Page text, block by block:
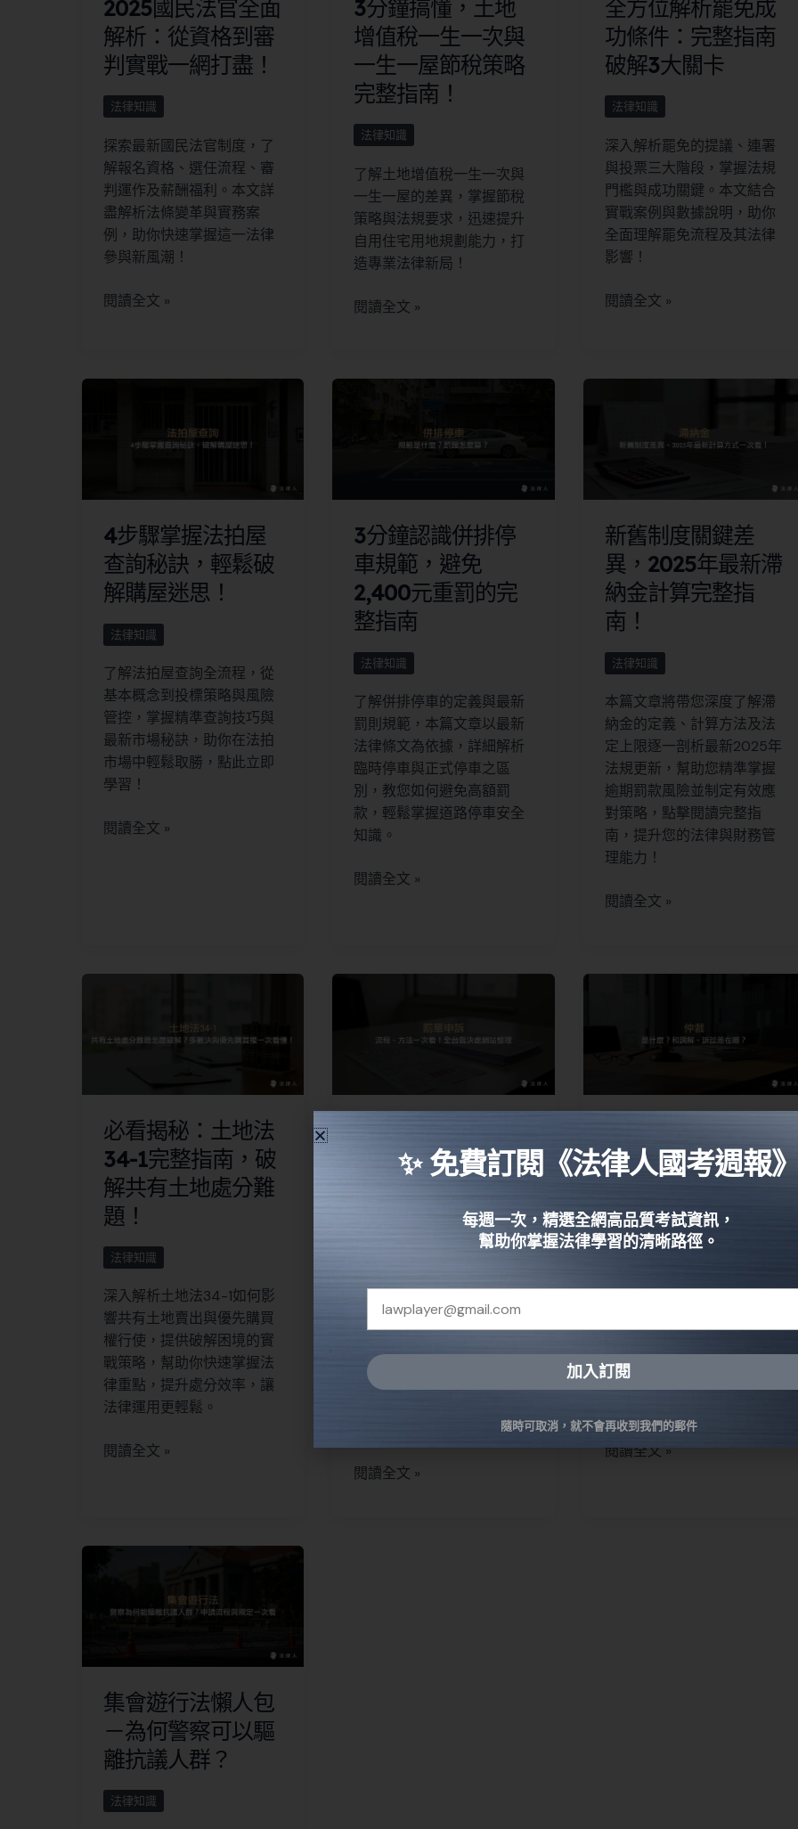
2025國民法官全面
解析：從資格到審
判實戰一網打盡！
法律知識
探索最新國民法官制度，了
解報名資格、選任流程、審
判運作及薪酬福利。本文詳
盡解析法條變革與實務案
例，助你快速掌握這一法律
參與新風潮！
閱讀全文 »
3分鐘搞懂，土地
增值稅一生一次與
一生一屋節稅策略
完整指南！
法律知識
了解土地增值稅一生一次與
一生一屋的差異，掌握節稅
策略與法規要求，迅速提升
自用住宅用地規劃能力，打
造專業法律新局！
閱讀全文 »
全方位解析罷免成
功條件：完整指南
破解3大關卡
法律知識
深入解析罷免的提議、連署
與投票三大階段，掌握法規
門檻與成功關鍵。本文結合
實戰案例與數據說明，助你
全面理解罷免流程及其法律
影響！
閱讀全文 »
4步驟掌握法拍屋
查詢秘訣，輕鬆破
解購屋迷思！
法律知識
了解法拍屋查詢全流程，從
基本概念到投標策略與風險
管控，掌握精準查詢技巧與
最新市場秘訣，助你在法拍
市場中輕鬆取勝，點此立即
學習！
閱讀全文 »
3分鐘認識併排停
車規範，避免
2,400元重罰的完
整指南
法律知識
了解併排停車的定義與最新
罰則規範，本篇文章以最新
法律條文為依據，詳細解析
臨時停車與正式停車之區
別，教您如何避免高額罰
款，輕鬆掌握道路停車安全
知識。
閱讀全文 »
新舊制度關鍵差
異，2025年最新滯
納金計算完整指
南！
法律知識
本篇文章將帶您深度了解滯
納金的定義、計算方法及法
定上限逐一剖析最新2025年
法規更新，幫助您精準掌握
逾期罰款風險並制定有效應
對策略，點擊閱讀完整指
南，提升您的法律與財務管
理能力！
閱讀全文 »
必看揭秘：土地法
34-1完整指南，破
解共有土地處分難
題！
法律知識
深入解析土地法34-1如何影
響共有土地賣出與優先購買
權行使，提供破解困境的實
戰策略，幫助你快速掌握法
律重點，提升處分效率，讓
法律運用更輕鬆。
閱讀全文 »
流程、方法！全台
交通事件裁決處網
「應到案處所申訴」兩種，
各縣市交通事件裁決處線上
申訴及申訴結果查詢的網
閱讀全文 »
裁、調解、訴訟程
序差在哪？1分鐘
搞懂仲裁法
間的紛爭，最後的仲裁結果
和法院的判決具有同樣的執
閱讀全文 »
集會遊行法懶人包
－為何警察可以驅
離抗議人群？
法律知識
✨ 免費訂閱《法律人國考週報
每週一次，精選全網高品質考試資訊，
幫助你掌握法律學習的清晰路徑。
加入訂閱
隨時可取消，就不會再收到我們的郵件